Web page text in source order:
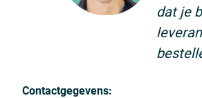
dat je
Contactgegevens: